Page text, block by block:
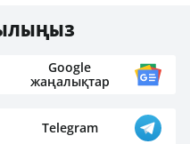
Google
жаңалықтар
Telegram